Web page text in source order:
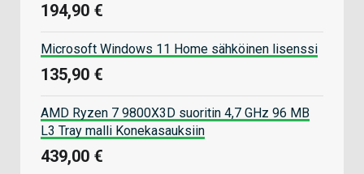
194,90 €
Microsoft Windows 11 Home sähköinen lisenssi
135,90 €
AMD Ryzen 7 9800X3D suoritin 4,7 GHz 96 MB
L3 Tray malli Konekasauksiin
439,00 €